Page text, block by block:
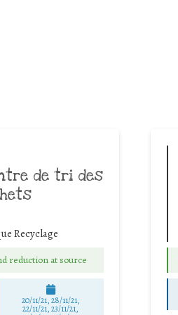
de tri des
Recyclage
reduction at source
20/11/21, 28/11/21,
22/11/21, 23/11/21,